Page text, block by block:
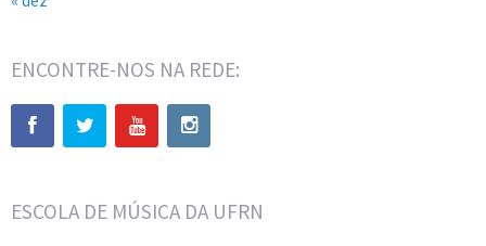
ENCONTRE-NOS NA REDE:
ESCOLA DE MÚSICA DA UFRN